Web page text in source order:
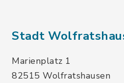
Stadt
Marienplatz 1
82515 Wolfratshausen